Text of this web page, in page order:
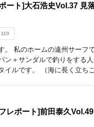
ート]大石浩史Vol.37 見
。 私のホームの遠州サーフ
ン＋サンダルで釣りをする
イルです。 （海に長く立ち
レポート]前田泰久